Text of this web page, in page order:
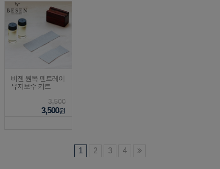
비젠 원목 펜트레이
유지보수 키트
3,500
3,500원
1 2 3 4